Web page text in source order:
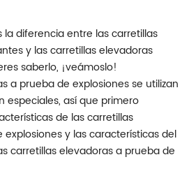
diferencia entre las carretillas
y las carretillas elevadoras
saberlo, ¡veámoslo!
a prueba de explosiones se utilizan
especiales, así que primero
de las carretillas
y las características del
carretillas elevadoras a prueba de